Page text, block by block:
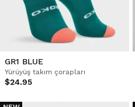
GR1 BLUE
Yürüyüş takım çorapları
$24.95